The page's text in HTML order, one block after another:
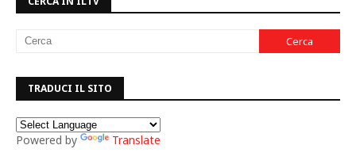
TRADUCI IL SITO
Powered by Translate